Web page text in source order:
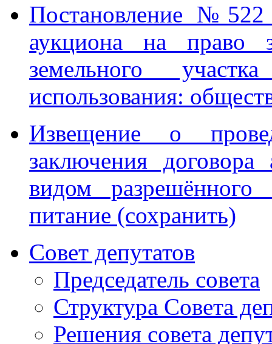
Постановление
аукциона на право
земельного
использования:
Извещение о
заключения
видом разрешённого
питание (сохранить)
Совет депутатов
Председатель совета
Структура Совета
Решения совета